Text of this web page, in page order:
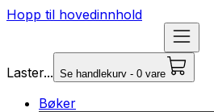
Hopp til hovedinnhold
Laster... Se handlekurv - 0 vare
Bøker